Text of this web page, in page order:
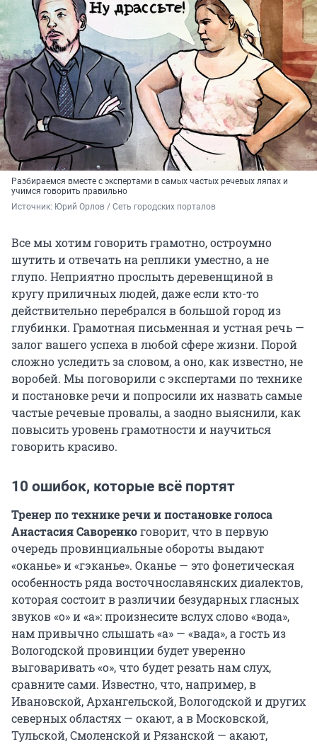
Разбираемся вместе с экспертами в самых частых речевых ляпах и
учимся говорить правильно
Источник: Юрий Орлов / Сеть городских порталов
Все мы хотим говорить грамотно, остроумно
шутить и отвечать на реплики уместно, а не
глупо. Неприятно прослыть деревенщиной в
кругу приличных людей, даже если кто-то
действительно перебрался в большой город из
глубинки. Грамотная письменная и устная речь —
залог вашего успеха в любой сфере жизни. Порой
сложно уследить за словом, а оно, как известно, не
воробей. Мы поговорили с экспертами по технике
и постановке речи и попросили их назвать самые
частые речевые провалы, а заодно выяснили, как
повысить уровень грамотности и научиться
говорить красиво.
10 ошибок, которые всё портят
Тренер по технике речи и постановке голоса
Анастасия Саворенкоговорит, что в первую
очередь провинциальные обороты выдают
«оканье» и «гэканье». Оканье — это фонетическая
особенность ряда восточнославянских диалектов,
которая состоит в различии безударных гласных
звуков «о» и «а»: произнесите вслух слово «вода»,
нам привычно слышать «а» — «вада», а гость из
Вологодской провинции будет уверенно
выговаривать «о», что будет резать нам слух,
сравните сами. Известно, что, например, в
Ивановской, Архангельской, Вологодской и других
северных областях — окают, а в Московской,
Тульской, Смоленской и Рязанской — акают,